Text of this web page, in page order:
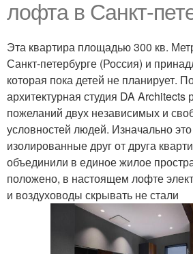
лофта в Санкт-
Эта квартира площадью 300 кв.
Санкт-петербурге (Россия) и
которая пока детей не планирует.
архитектурная студия DA Architects
пожеланий двух независимых и
условностей людей. Изначально
изолированные друг от друга
объединили в единое жилое
положено, в настоящем лофте
и воздуховоды скрывать не стали